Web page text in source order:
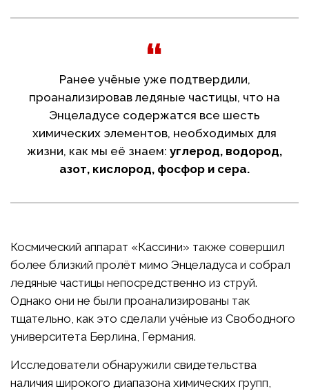
Ранее учёные уже подтвердили,
проанализировав ледяные частицы, что на
Энцеладусе содержатся все шесть
химических элементов, необходимых для
жизни, как мы её знаем: углерод, водород,
азот, кислород, фосфор и сера.
Космический аппарат «Кассини» также совершил
более близкий пролёт мимо Энцеладуса и собрал
ледяные частицы непосредственно из струй.
Однако они не были проанализированы так
тщательно, как это сделали учёные из Свободного
университета Берлина, Германия.
Исследователи обнаружили свидетельства
наличия широкого диапазона химических групп,